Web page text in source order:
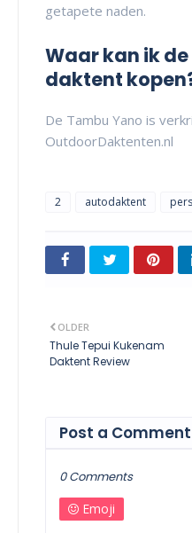
getapete naden.
Waar kan ik
daktent
De Tambu Yano is
OutdoorDaktenten.nl
2 autodaktent
OLDER
Thule Tepui Kukenam
Daktent Review
Post a Comment
0 Comments
Emoji